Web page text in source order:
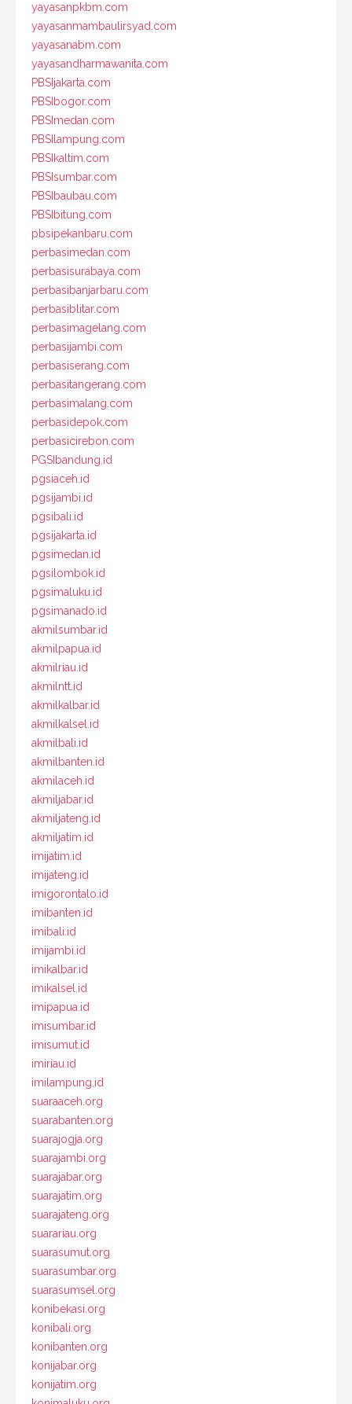
yayasanpkbm.com
yayasanmambaulirsyad.com
yayasanabm.com
yayasandharmawanita.com
PBSIjakarta.com
PBSIbogor.com
PBSImedan.com
PBSIlampung.com
PBSIkaltim.com
PBSIsumbar.com
PBSIbaubau.com
PBSIbitung.com
pbsipekanbaru.com
perbasimedan.com
perbasisurabaya.com
perbasibanjarbaru.com
perbasiblitar.com
perbasimagelang.com
perbasijambi.com
perbasiserang.com
perbasitangerang.com
perbasimalang.com
perbasidepok.com
perbasicirebon.com
PGSIbandung.id
pgsiaceh.id
pgsijambi.id
pgsibali.id
pgsijakarta.id
pgsimedan.id
pgsilombok.id
pgsimaluku.id
pgsimanado.id
akmilsumbar.id
akmilpapua.id
akmilriau.id
akmilntt.id
akmilkalbar.id
akmilkalsel.id
akmilbali.id
akmilbanten.id
akmilaceh.id
akmiljabar.id
akmiljateng.id
akmiljatim.id
imijatim.id
imijateng.id
imigorontalo.id
imibanten.id
imibali.id
imijambi.id
imikalbar.id
imikalsel.id
imipapua.id
imisumbar.id
imisumut.id
imiriau.id
imilampung.id
suaraaceh.org
suarabanten.org
suarajogja.org
suarajambi.org
suarajabar.org
suarajatim.org
suarajateng.org
suarariau.org
suarasumut.org
suarasumbar.org
suarasumsel.org
konibekasi.org
konibali.org
konibanten.org
konijabar.org
konijatim.org